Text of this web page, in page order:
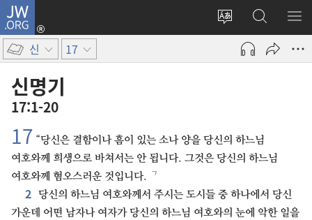
JW.ORG
사이트
언어
변경
로그인
(새로운
열기)
JW.ORG
검색
메
신 17
신명기
17:1-20
17 “당신은 결함이나 흠이 있는 소나 양을 당신의 하느님
여호와께 희생으로 바쳐서는 안 됩니다. 그것은 당신의 하느님
여호와께 혐오스러운 것입니다. ㄱ
2 당신의 하느님 여호와께서 주시는 도시들 중 하나에서 당신
가운데 어떤 남자나 여자가 당신의 하느님 여호와의 눈에 악한 일을